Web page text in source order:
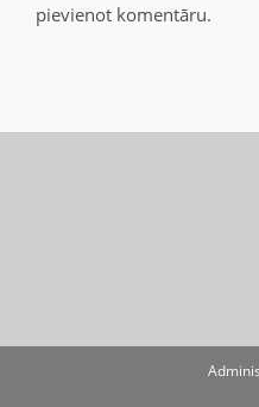
pievienot komentāru.